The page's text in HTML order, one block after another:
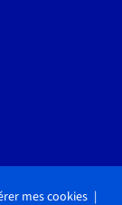
mes cookies